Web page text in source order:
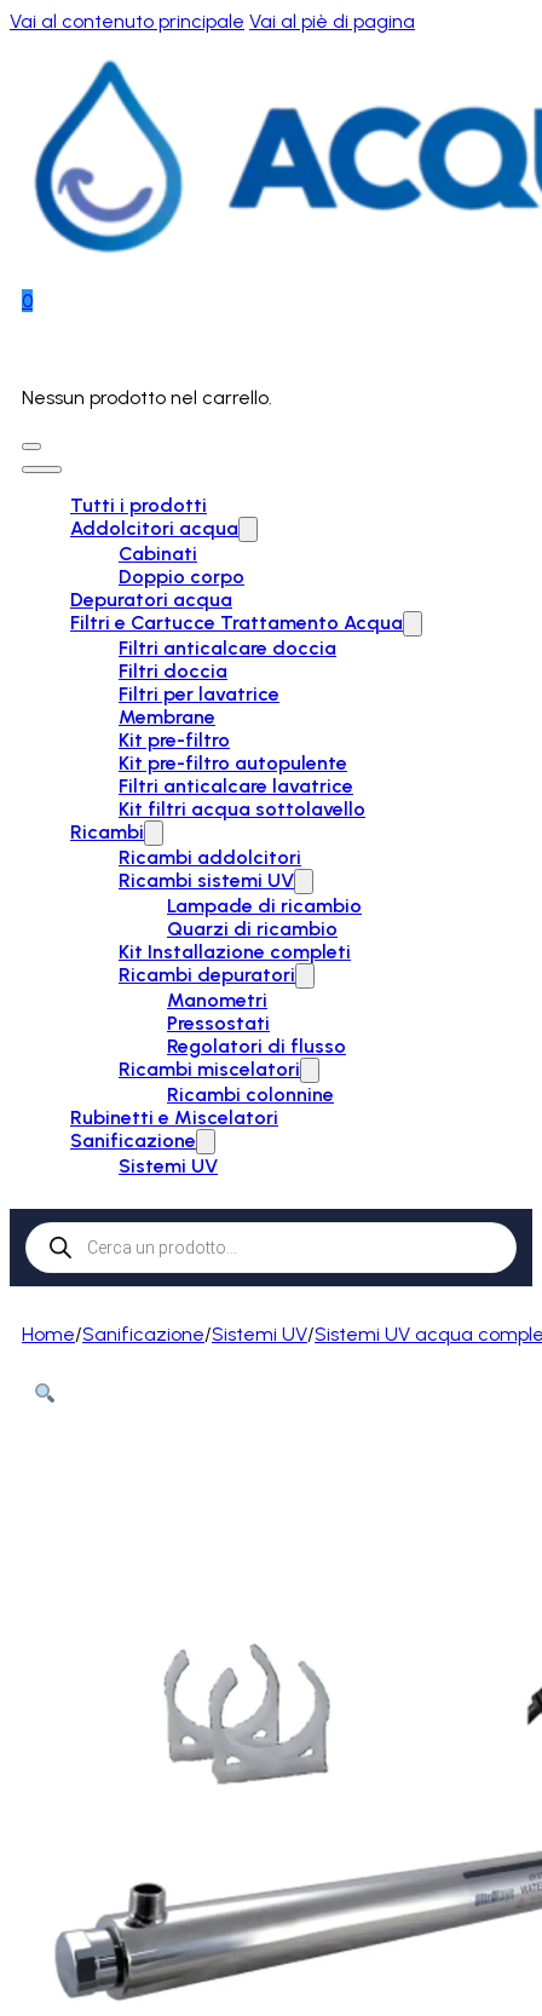
Vai al contenuto principale Vai al piè di pagina
0
Nessun prodotto nel carrello.
Tutti i prodotti
Addolcitori acqua
Cabinati
Doppio corpo
Depuratori acqua
Filtri e Cartucce Trattamento Acqua
Filtri anticalcare doccia
Filtri doccia
Filtri per lavatrice
Membrane
Kit pre-filtro
Kit pre-filtro autopulente
Filtri anticalcare lavatrice
Kit filtri acqua sottolavello
Ricambi
Ricambi addolcitori
Ricambi sistemi UV
Lampade di ricambio
Quarzi di ricambio
Kit Installazione completi
Ricambi depuratori
Manometri
Pressostati
Regolatori di flusso
Ricambi miscelatori
Ricambi colonnine
Rubinetti e Miscelatori
Sanificazione
Sistemi UV
Products
search
Home/Sanificazione/Sistemi UV/Sistemi UV acqua